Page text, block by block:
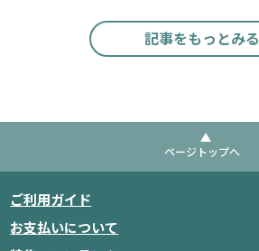
記事をもっとみる
ページトップへ
ご利用ガイド
お支払いについて